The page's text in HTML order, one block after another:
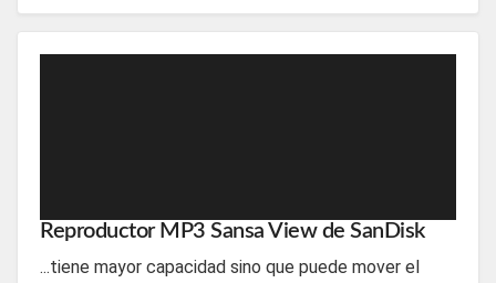
Reproductor MP3 Sansa View de SanDisk
...tiene mayor capacidad sino que puede mover el